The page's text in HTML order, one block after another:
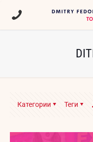
Категории Теги